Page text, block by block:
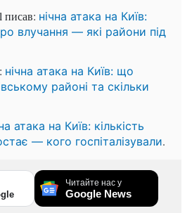
писав: нічна атака на Київ:
влучання — які райони під
нічна атака на Київ: що
районі та скільки
атака на Київ: кількість
— кого госпіталізували.
Читайте нас у
Google News